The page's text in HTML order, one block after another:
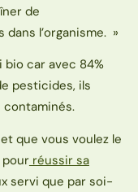
de
dans l’organisme. »
car avec 84%
pesticides, ils
que vous voulez le
réussir sa
servi que par soi-